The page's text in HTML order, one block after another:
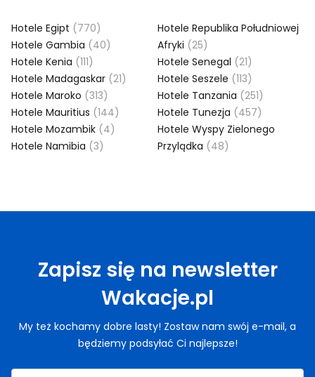
Hotele Egipt (770)
Hotele Gambia (40)
Hotele Kenia (111)
Hotele Madagaskar (21)
Hotele Maroko (313)
Hotele Mauritius (144)
Hotele Mozambik (4)
Hotele Namibia (3)
Hotele Republika Południowej
Afryki (25)
Hotele Senegal (21)
Hotele Seszele (113)
Hotele Tanzania (251)
Hotele Tunezja (457)
Hotele Wyspy Zielonego
Przylądka (48)
Zapisz się na newsletter
Wakacje.pl
My też kochamy dobre lasty! Zostaw nam swój e-mail, a
będziemy podsyłać Ci najlepsze!